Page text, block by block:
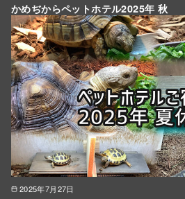
かめぢからペットホテル2025年 秋
2025年7月27日